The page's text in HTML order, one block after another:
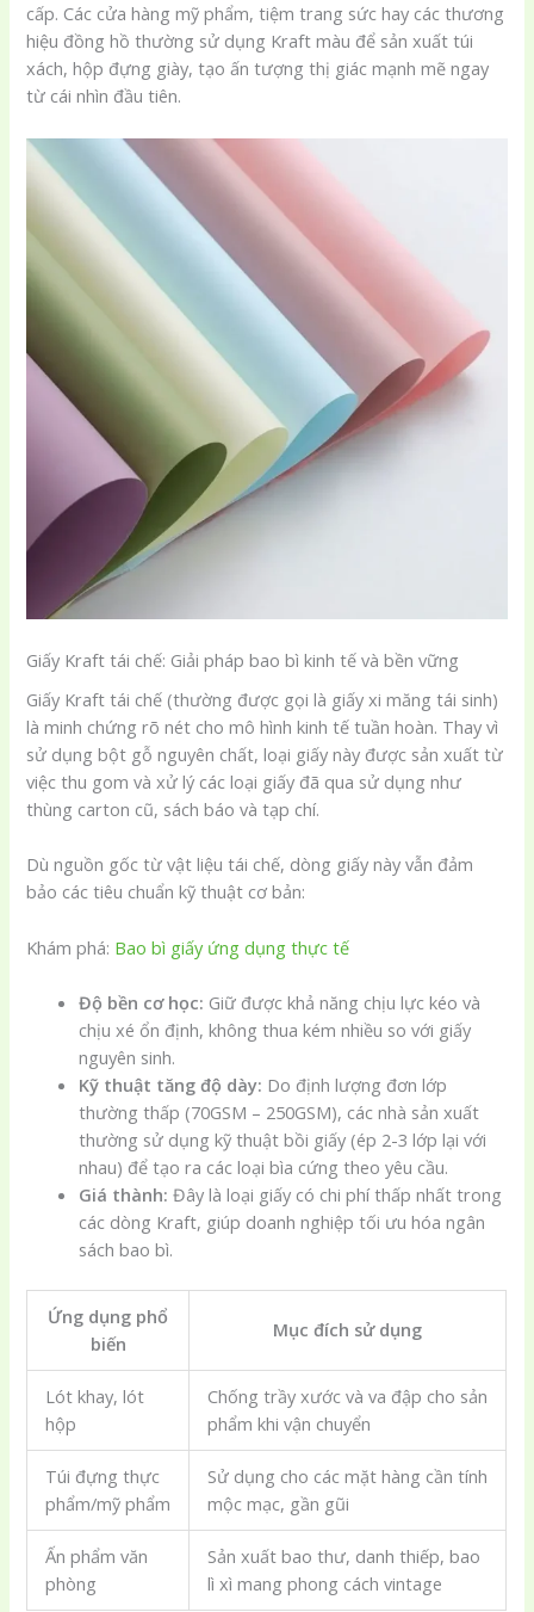
cấp. Các cửa hàng mỹ phẩm, tiệm trang sức hay các thương
hiệu đồng hồ thường sử dụng Kraft màu để sản xuất túi
xách, hộp đựng giày, tạo ấn tượng thị giác mạnh mẽ ngay
từ cái nhìn đầu tiên.
Giấy Kraft tái chế: Giải pháp bao bì kinh tế và bền vững
Giấy Kraft tái chế (thường được gọi là giấy xi măng tái sinh)
là minh chứng rõ nét cho mô hình kinh tế tuần hoàn. Thay vì
sử dụng bột gỗ nguyên chất, loại giấy này được sản xuất từ
việc thu gom và xử lý các loại giấy đã qua sử dụng như
thùng carton cũ, sách báo và tạp chí.
Dù nguồn gốc từ vật liệu tái chế, dòng giấy này vẫn đảm
bảo các tiêu chuẩn kỹ thuật cơ bản:
Khám phá: Bao bì giấy ứng dụng thực tế
Độ bền cơ học: Giữ được khả năng chịu lực kéo và
chịu xé ổn định, không thua kém nhiều so với giấy
nguyên sinh.
Kỹ thuật tăng độ dày: Do định lượng đơn lớp
thường thấp (70GSM – 250GSM), các nhà sản xuất
thường sử dụng kỹ thuật bồi giấy (ép 2-3 lớp lại với
nhau) để tạo ra các loại bìa cứng theo yêu cầu.
Giá thành: Đây là loại giấy có chi phí thấp nhất trong
các dòng Kraft, giúp doanh nghiệp tối ưu hóa ngân
sách bao bì.
Ứng dụng phổ
biến
Mục đích sử dụng
Lót khay, lót
hộp
Chống trầy xước và va đập cho sản
phẩm khi vận chuyển
Túi đựng thực
phẩm/mỹ phẩm
Sử dụng cho các mặt hàng cần tính
mộc mạc, gần gũi
Ấn phẩm văn
phòng
Sản xuất bao thư, danh thiếp, bao
lì xì mang phong cách vintage